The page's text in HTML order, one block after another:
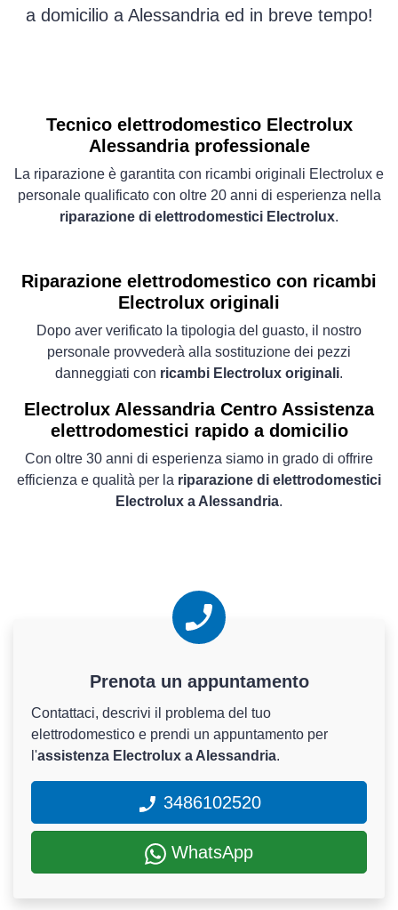
a domicilio a Alessandria ed in breve tempo!
Tecnico elettrodomestico Electrolux
Alessandria professionale
La riparazione è garantita con ricambi originali Electrolux e
personale qualificato con oltre 20 anni di esperienza nella
riparazione di elettrodomestici Electrolux.
Riparazione elettrodomestico con ricambi
Electrolux originali
Dopo aver verificato la tipologia del guasto, il nostro
personale provvederà alla sostituzione dei pezzi
danneggiati con ricambi Electrolux originali.
Electrolux Alessandria Centro Assistenza
elettrodomestici rapido a domicilio
Con oltre 30 anni di esperienza siamo in grado di offrire
efficienza e qualità per la riparazione di elettrodomestici
Electrolux a Alessandria.
Prenota un appuntamento
Contattaci, descrivi il problema del tuo
elettrodomestico e prendi un appuntamento per
l'assistenza Electrolux a Alessandria.
3486102520
WhatsApp